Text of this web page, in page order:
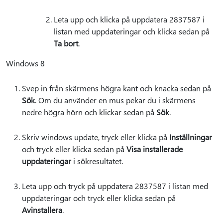
Leta upp och klicka på uppdatera 2837587 i
listan med uppdateringar och klicka sedan på
Ta bort.
Windows 8
Svep in från skärmens högra kant och knacka sedan på
Sök. Om du använder en mus pekar du i skärmens
nedre högra hörn och klickar sedan på Sök.
Skriv windows update, tryck eller klicka på Inställningar
och tryck eller klicka sedan på Visa installerade
uppdateringari sökresultatet.
Leta upp och tryck på uppdatera 2837587 i listan med
uppdateringar och tryck eller klicka sedan på
Avinstallera.